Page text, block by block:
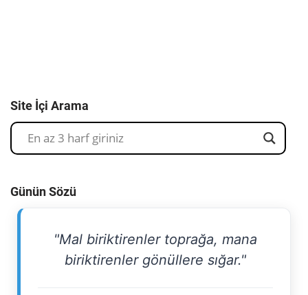
Site İçi Arama
Günün Sözü
"Mal biriktirenler toprağa, mana
biriktirenler gönüllere sığar."